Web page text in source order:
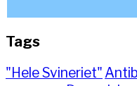
Tags
"Hele Svineriet"